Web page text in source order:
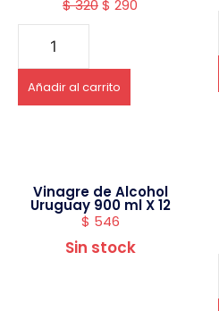
$320$ 290
Añadir al carrito
Vinagre de Alcohol
Uruguay 900 ml X 12
$ 546
Sin stock